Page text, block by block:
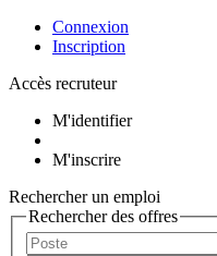
Connexion
Inscription
Accès recruteur
M'identifier
M'inscrire
Rechercher un emploi
Rechercher des offres